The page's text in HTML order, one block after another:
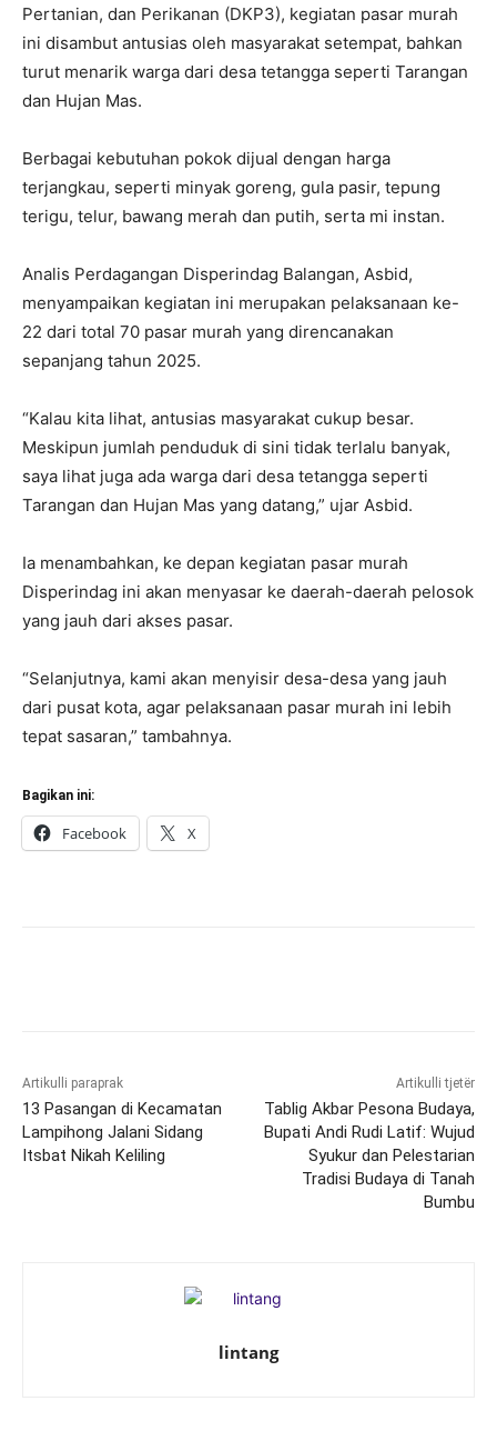
Pertanian, dan Perikanan (DKP3), kegiatan pasar murah
ini disambut antusias oleh masyarakat setempat, bahkan
turut menarik warga dari desa tetangga seperti Tarangan
dan Hujan Mas.
Berbagai kebutuhan pokok dijual dengan harga
terjangkau, seperti minyak goreng, gula pasir, tepung
terigu, telur, bawang merah dan putih, serta mi instan.
Analis Perdagangan Disperindag Balangan, Asbid,
menyampaikan kegiatan ini merupakan pelaksanaan ke-
22 dari total 70 pasar murah yang direncanakan
sepanjang tahun 2025.
“Kalau kita lihat, antusias masyarakat cukup besar.
Meskipun jumlah penduduk di sini tidak terlalu banyak,
saya lihat juga ada warga dari desa tetangga seperti
Tarangan dan Hujan Mas yang datang,” ujar Asbid.
Ia menambahkan, ke depan kegiatan pasar murah
Disperindag ini akan menyasar ke daerah-daerah pelosok
yang jauh dari akses pasar.
“Selanjutnya, kami akan menyisir desa-desa yang jauh
dari pusat kota, agar pelaksanaan pasar murah ini lebih
tepat sasaran,” tambahnya.
Bagikan ini:
Facebook X
Artikulli paraprak
13 Pasangan di Kecamatan
Lampihong Jalani Sidang
Itsbat Nikah Keliling
Artikulli tjetër
Tablig Akbar Pesona Budaya,
Bupati Andi Rudi Latif: Wujud
Syukur dan Pelestarian
Tradisi Budaya di Tanah
Bumbu
lintang